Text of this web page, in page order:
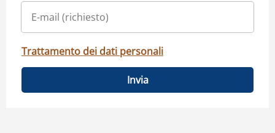
Trattamento dei dati personali
Invia